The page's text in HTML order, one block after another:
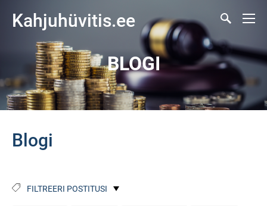
Kahjuhüvitis.ee
BLOGI
Blogi
FILTREERI POSTITUSI